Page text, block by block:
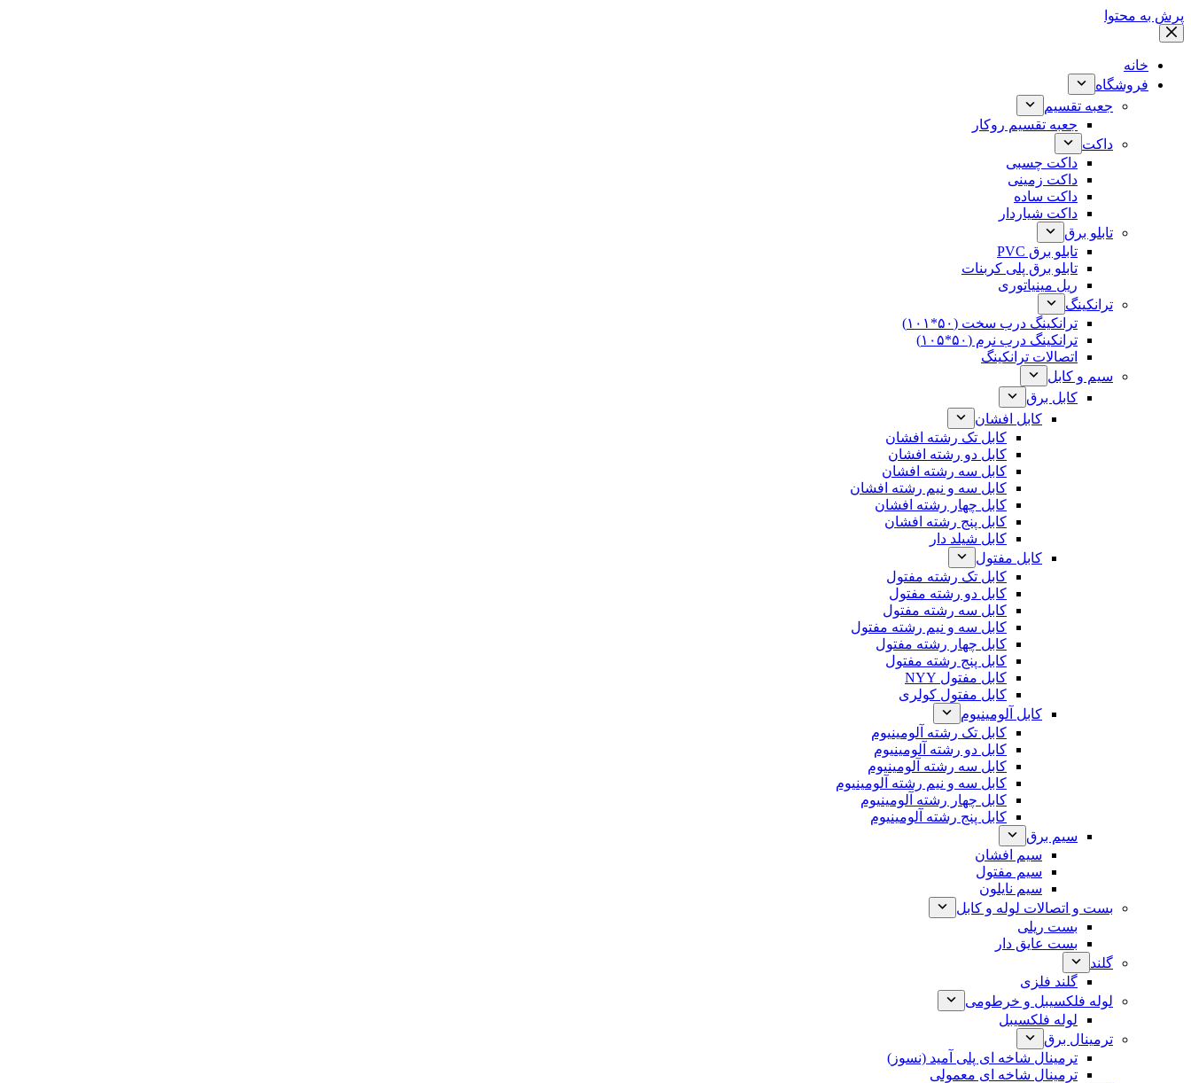
پرش به محتوا
خانه
فروشگاه
جعبه تقسیم
جعبه تقسیم روکار
داکت
داکت چسبی
داکت زمینی
داکت ساده
داکت شیاردار
تابلو برق
تابلو برق PVC
تابلو برق پلی کربنات
ریل مینیاتوری
ترانکینگ
ترانکینگ درب سخت (۵۰*۱۰۱)
ترانکینگ درب نرم (۵۰*۱۰۵)
اتصالات ترانکینگ
سیم و کابل
کابل برق
کابل افشان
کابل تک رشته افشان
کابل دو رشته افشان
کابل سه رشته افشان
کابل سه و نیم رشته افشان
کابل چهار رشته افشان
کابل پنج رشته افشان
کابل شیلد دار
کابل مفتول
کابل تک رشته مفتول
کابل دو رشته مفتول
کابل سه رشته مفتول
کابل سه و نیم رشته مفتول
کابل چهار رشته مفتول
کابل پنج رشته مفتول
کابل مفتول NYY
کابل مفتول کولری
کابل آلومینیوم
کابل تک رشته آلومینیوم
کابل دو رشته آلومینیوم
کابل سه رشته آلومینیوم
کابل سه و نیم رشته آلومینیوم
کابل چهار رشته آلومینیوم
کابل پنج رشته آلومینیوم
سیم برق
سیم افشان
سیم مفتول
سیم نایلون
بست و اتصالات لوله و کابل
بست ریلی
بست عایق دار
گلند
گلند فلزی
لوله فلکسیبل و خرطومی
لوله فلکسیبل
ترمینال برق
ترمینال شاخه ای پلی آمید (نسوز)
ترمینال شاخه ای معمولی